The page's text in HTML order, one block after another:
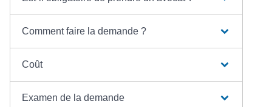
Comment faire la demande ?
Coût
Examen de la demande